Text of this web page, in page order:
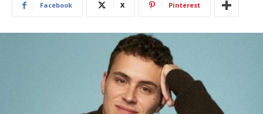
Facebook X Pinterest